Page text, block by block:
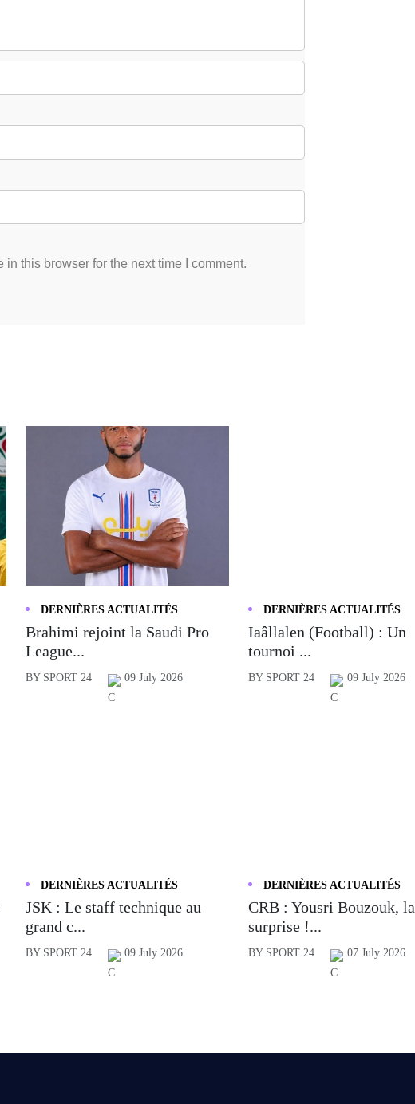
this browser for the next time I comment.
DERNIÈRES ACTUALITÉS
Brahimi rejoint la Saudi Pro
League...
BY SPORT 24 09 July 2026
DERNIÈRES ACTUALITÉS
Iaâllalen (Football) : Un
tournoi ...
BY SPORT 24 09 July 2026
DERNIÈRES ACTUALITÉS
JSK : Le staff technique au
grand c...
BY SPORT 24 09 July 2026
DERNIÈRES ACTUALITÉS
CRB : Yousri Bouzouk, la
surprise !...
BY SPORT 24 07 July 2026